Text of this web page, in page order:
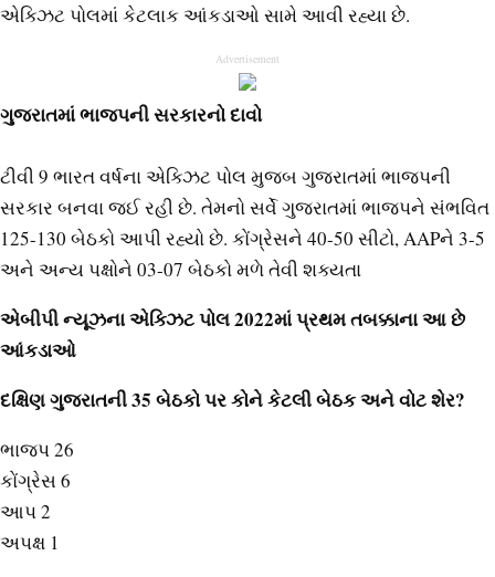
એક્ઝિટ પોલમાં કેટલાક આંકડાઓ સામે આવી રહ્યા છે.
Advertisement
ગુજરાતમાં ભાજપની સરકારનો દાવો
ટીવી 9 ભારત વર્ષના એક્ઝિટ પોલ મુજબ ગુજરાતમાં ભાજપની
સરકાર બનવા જઈ રહી છે. તેમનો સર્વે ગુજરાતમાં ભાજપને સંભવિત
125-130 બેઠકો આપી રહ્યો છે. કોંગ્રેસને 40-50 સીટો, AAPને 3-5
અને અન્ય પક્ષોને 03-07 બેઠકો મળે તેવી શક્યતા
એબીપી ન્યૂઝના એક્ઝિટ પોલ 2022માં પ્રથમ તબક્કાના આ છે
આંકડાઓ
દક્ષિણ ગુજરાતની 35 બેઠકો પર કોને કેટલી બેઠક અને વોટ શેર?
ભાજપ 26
કોંગ્રેસ 6
આપ 2
અપક્ષ 1